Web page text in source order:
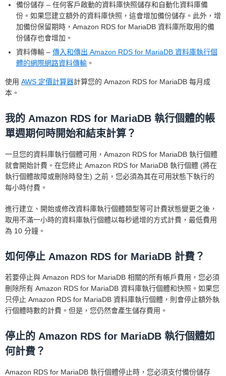
備份儲存 – 任何客戶啟動的資料庫快照儲存和自動化資料庫備
份。如果您建立額外的資料庫快照，這會增加備份儲存。此外，增
加備份保留期時，Amazon RDS for MariaDB 資料庫所取用的備
份儲存也會增加。
資料傳輸 – 傳入和傳出 Amazon RDS for MariaDB 資料庫執行個
體的網際網路資料傳輸 。
使用 AWS 定價計算器計算您的 Amazon RDS for MariaDB 每月成
本。
我的 Amazon RDS for MariaDB 執行個體的帳
單週期何時開始和結束計算？
一旦您的資料庫執行個體可用，Amazon RDS for MariaDB 執行個體
就會開始計費。在您終止 Amazon RDS for MariaDB 執行個體 (將在
執行個體故障或刪除時發生) 之前，您必須為其在可用狀態下執行的
每小時付費。
進行建立、開始或修改資料庫執行個體類型等可計費狀態變更之後，
取用不滿一小時的資料庫執行個體以每秒遞增的方式計費，最低費用
為 10 分鐘。
如何停止 Amazon RDS for MariaDB 計費？
若要停止與 Amazon RDS for MariaDB 相關的所有帳戶費用，您必須
刪除所有 Amazon RDS for MariaDB 資料庫執行個體和快照。如果您
只停止 Amazon RDS for MariaDB 資料庫執行個體，則會停止額外執
行個體時數的計費。但是，您仍然會產生儲存費用。
停止的 Amazon RDS for MariaDB 執行個體如
何計費？
Amazon RDS for MariaDB 執行個體停止時，您必須支付備份儲存